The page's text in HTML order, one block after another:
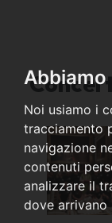
Abbiamo
Noi usiamo i
tracciamento
navigazione
contenuti
analizzare il
dove